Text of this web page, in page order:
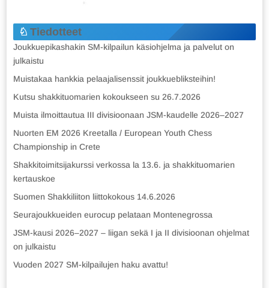
Tiedotteet
Joukkuepikashakin SM-kilpailun käsiohjelma ja palvelut on
julkaistu
Muistakaa hankkia pelaajalisenssit joukkuebliksteihin!
Kutsu shakkituomarien kokoukseen su 26.7.2026
Muista ilmoittautua III divisioonaan JSM-kaudelle 2026–2027
Nuorten EM 2026 Kreetalla / European Youth Chess
Championship in Crete
Shakkitoimitsijakurssi verkossa la 13.6. ja shakkituomarien
kertauskoe
Suomen Shakkiliiton liittokokous 14.6.2026
Seurajoukkueiden eurocup pelataan Montenegrossa
JSM-kausi 2026–2027 – liigan sekä I ja II divisioonan ohjelmat
on julkaistu
Vuoden 2027 SM-kilpailujen haku avattu!